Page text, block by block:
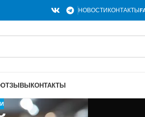
НОВОСТИКОНТАКТЫ
ОТЗЫВЫКОНТАКТЫ